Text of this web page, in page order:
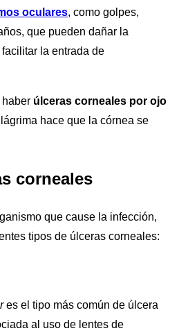
oculares, como golpes,
que pueden dañar la
la entrada de
úlceras corneales por ojo
hace que la córnea se
corneales
que cause la infección,
tipos de úlceras corneales:
es el tipo más común de úlcera
al uso de lentes de